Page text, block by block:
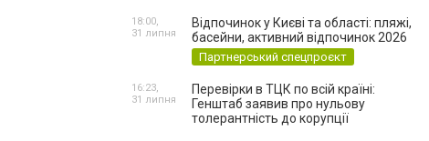
Відпочинок у Києві та області: пляжі,
басейни, активний відпочинок 2026
Партнерський спецпроєкт
18:00,
31 липня
Перевірки в ТЦК по всій країні:
Генштаб заявив про нульову
толерантність до корупції
16:23,
31 липня